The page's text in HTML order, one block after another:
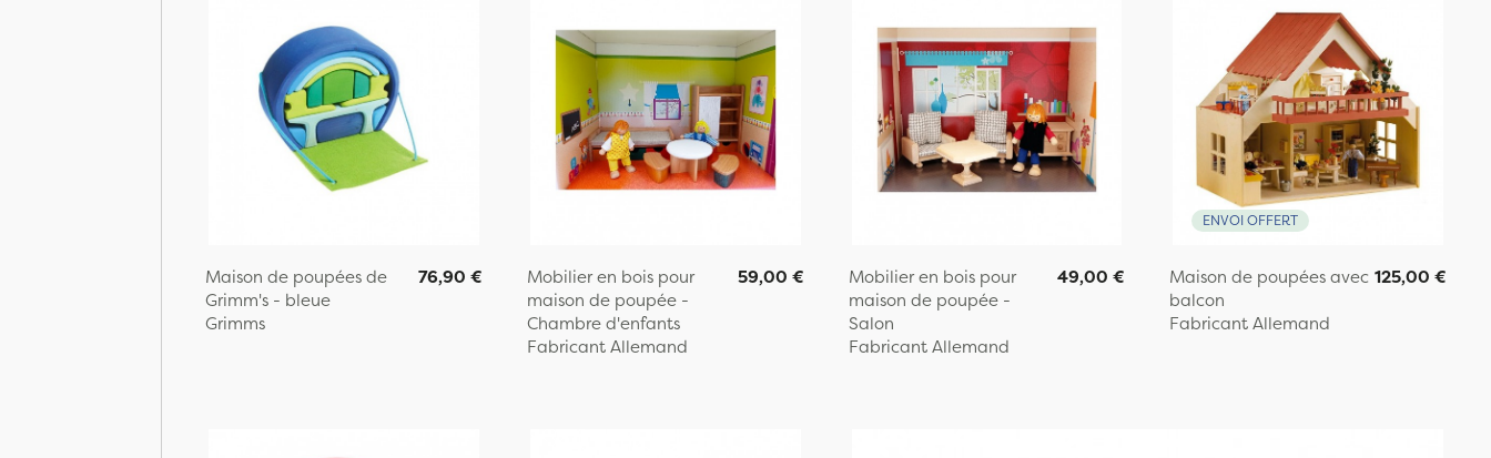
Maison de poupées de
Grimm's - bleue
Grimms
76,90 €
Mobilier en bois pour
maison de poupée -
Chambre d'enfants
Fabricant Allemand
59,00 €
Mobilier en bois pour
maison de poupée -
Salon
Fabricant Allemand
49,00 €
ENVOI OFFERT
Maison de poupées avec
balcon
Fabricant Allemand
125,00 €